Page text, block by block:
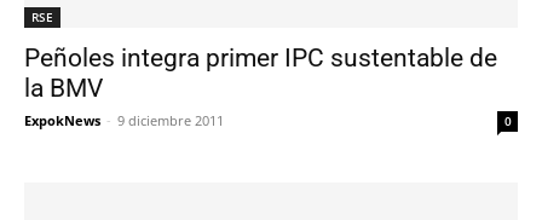
RSE
Peñoles integra primer IPC sustentable de
la BMV
ExpokNews - 9 diciembre 2011 0